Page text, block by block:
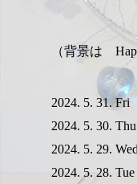
（背景は
2024. 5. 31. Fri
2024. 5. 30. Thu
2024. 5. 29. Wed
2024. 5. 28. Tue